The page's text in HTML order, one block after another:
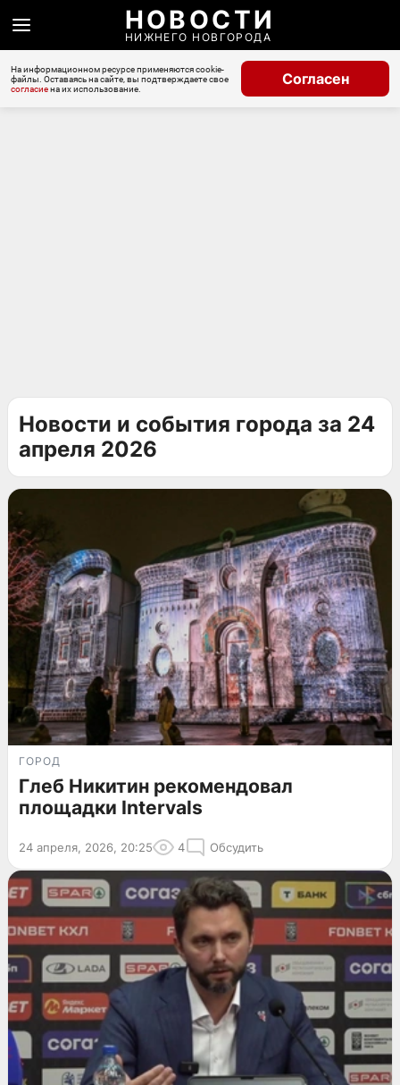
НОВОСТИ
НИЖНЕГО НОВГОРОДА
На информационном ресурсе применяются cookie-
файлы. Оставаясь на сайте, вы подтверждаете свое
согласиена их использование.
Согласен
Новости и события города за 24
апреля 2026
ГОРОД
Глеб Никитин рекомендовал
площадки Intervals
24 апреля, 2026, 20:25 4 Обсудить